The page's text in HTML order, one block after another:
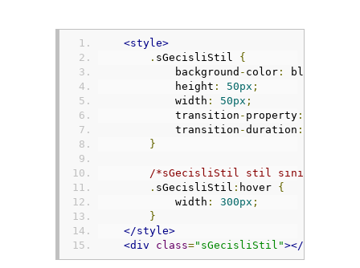
<style>
. sGecisliStil {
            background
- color : blue
            height
: 50px ;
            width
: 50px ;
            transition
- property :
            transition
-duration :
}
/*sGecisliStil stil sınıfına
. sGecisliStil : hover {
            width
: 300px ;
}
</style>
<div
class="sGecisliStil"></div>